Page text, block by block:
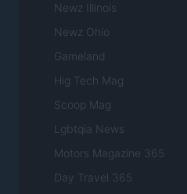
Newz Illinois
Newz Ohio
Gameland
Hig Tech Mag
Scoop Mag
Lgbtqia News
Motors Magazine 365
Day Travel 365